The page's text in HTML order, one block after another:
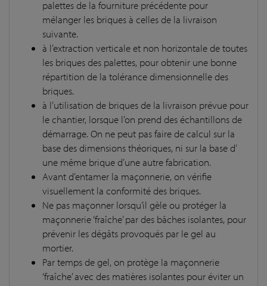
palettes de la fourniture précédente pour
mélanger les briques à celles de la livraison
suivante.
à l’extraction verticale et non horizontale de toutes
les briques des palettes, pour obtenir une bonne
répartition de la tolérance dimensionnelle des
briques.
à l’utilisation de briques de la livraison prévue pour
le chantier, lorsque l’on prend des échantillons de
démarrage. On ne peut pas faire de calcul sur la
base des dimensions théoriques, ni sur la base d’
une même brique d’une autre fabrication.
Avant d’entamer la maçonnerie, on vérifie
visuellement la conformité des briques.
Ne pas maçonner lorsqu’il gèle ou protéger la
maçonnerie ‘fraîche’ par des bâches isolantes, pour
prévenir les dégâts provoqués par le gel au
mortier.
Par temps de gel, on protège la maçonnerie
‘fraîche’ avec des matières isolantes pour éviter un